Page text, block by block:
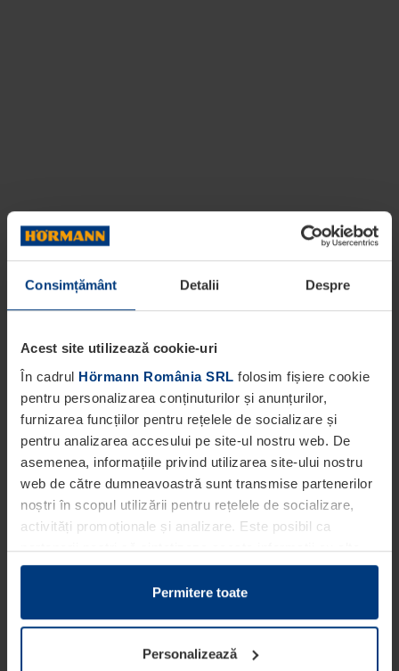
Consimțământ Detalii Despre
Acest site utilizează cookie-uri
În cadrul Hörmann România SRL folosim fișiere cookie
pentru personalizarea conținuturilor și anunțurilor,
furnizarea funcțiilor pentru rețelele de socializare și
pentru analizarea accesului pe site-ul nostru web. De
asemenea, informațiile privind utilizarea site-ului nostru
web de către dumneavoastră sunt transmise partenerilor
noștri în scopul utilizării pentru rețelele de socializare,
activități promoționale și analizare. Este posibil ca
partenerii noștri să sintetizeze aceste informații cu alte
date pe care dumneavoastră le-ați pus la dispoziția
acestora ori care au fost colectate în cadrul utilizării
Din punct de vedere legal, putem stoca fișiere cookie pe
dispozitivul dumneavoastră în cazul în care acestea sunt
Permitere toate
Personalizează